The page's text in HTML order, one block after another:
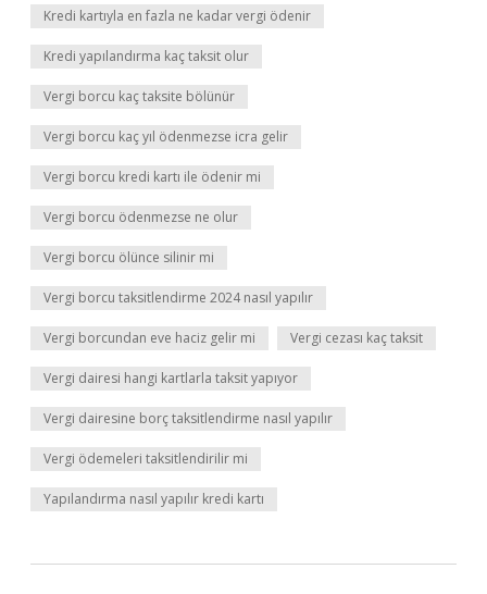
Kredi kartıyla en fazla ne kadar vergi ödenir
Kredi yapılandırma kaç taksit olur
Vergi borcu kaç taksite bölünür
Vergi borcu kaç yıl ödenmezse icra gelir
Vergi borcu kredi kartı ile ödenir mi
Vergi borcu ödenmezse ne olur
Vergi borcu ölünce silinir mi
Vergi borcu taksitlendirme 2024 nasıl yapılır
Vergi borcundan eve haciz gelir mi Vergi cezası kaç taksit
Vergi dairesi hangi kartlarla taksit yapıyor
Vergi dairesine borç taksitlendirme nasıl yapılır
Vergi ödemeleri taksitlendirilir mi
Yapılandırma nasıl yapılır kredi kartı